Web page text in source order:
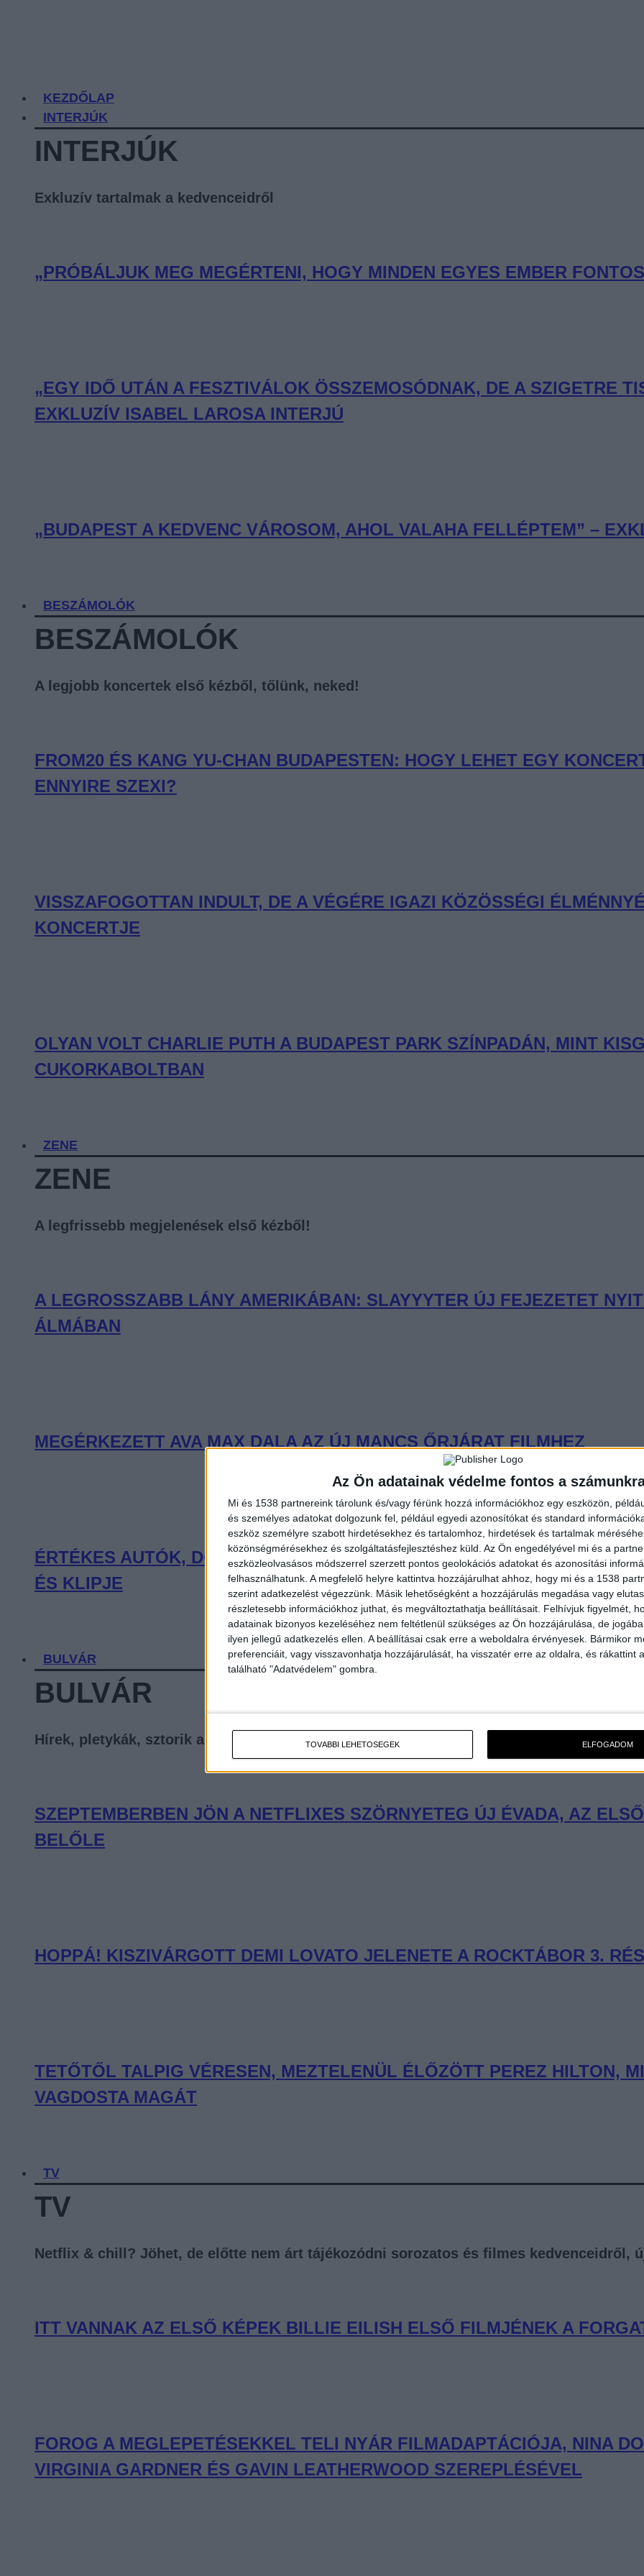
Az Ön adatainak védelme fontos a
Mi és 1538 partnereink tárolunk és/vagy férünk hozzá információkhoz egy eszközön,
és személyes adatokat dolgozunk fel, például egyedi azonosítókat és standard
eszköz személyre szabott hirdetésekhez és tartalomhoz, hirdetések és tartalmak
közönségmérésekhez és szolgáltatásfejlesztéshez küld. Az Ön engedélyével mi és a
eszközleolvasásos módszerrel szerzett pontos geolokációs adatokat és azonosítási
felhasználhatunk. A megfelelő helyre kattintva hozzájárulhat ahhoz, hogy mi és a 1538
szerint adatkezelést végezzünk. Másik lehetőségként a hozzájárulás megadása vagy
részletesebb információkhoz juthat, és megváltoztathatja beállításait. Felhívjuk figyelmét,
adatainak bizonyos kezeléséhez nem feltétlenül szükséges az Ön hozzájárulása, de
ilyen jellegű adatkezelés ellen. A beállításai csak erre a weboldalra érvényesek. Bármikor
preferenciáit, vagy visszavonhatja hozzájárulását, ha visszatér erre az oldalra, és rákattint
található "Adatvédelem" gombra.
TOVÁBBI LEHETŐSÉGEK ELFOGADOM
KEZDŐLAP
INTERJÚK
INTERJÚK
Exkluzív tartalmak a kedvenceidről
„PRÓBÁLJUK MEG MEGÉRTENI, HOGY MINDEN EGYES EMBER
„EGY IDŐ UTÁN A FESZTIVÁLOK ÖSSZEMOSÓDNAK, DE A SZIGETRE
EXKLUZÍV ISABEL LAROSA INTERJÚ
„BUDAPEST A KEDVENC VÁROSOM, AHOL VALAHA FELLÉPTEM” –
BESZÁMOLÓK
BESZÁMOLÓK
A legjobb koncertek első kézből, tőlünk, neked!
FROM20 ÉS KANG YU-CHAN BUDAPESTEN: HOGY LEHET EGY
ENNYIRE SZEXI?
VISSZAFOGOTTAN INDULT, DE A VÉGÉRE IGAZI KÖZÖSSÉGI
KONCERTJE
OLYAN VOLT CHARLIE PUTH A BUDAPEST PARK SZÍNPADÁN, MINT
CUKORKABOLTBAN
ZENE
ZENE
A legfrissebb megjelenések első kézből!
A LEGROSSZABB LÁNY AMERIKÁBAN: SLAYYYTER ÚJ FEJEZETET
ÁLMÁBAN
MEGÉRKEZETT AVA MAX DALA AZ ÚJ MANCS ŐRJÁRAT FILMHEZ
ÉRTÉKES AUTÓK, DÖGÖS MOZDULATOK ÉS FLUOR TOMI – DEBÜTÁL
ÉS KLIPJE
BULVÁR
BULVÁR
Hírek, pletykák, sztorik a celebvilágból
SZEPTEMBERBEN JÖN A NETFLIXES SZÖRNYETEG ÚJ ÉVADA, AZ
BELŐLE
HOPPÁ! KISZIVÁRGOTT DEMI LOVATO JELENETE A ROCKTÁBOR 3.
TETŐTŐL TALPIG VÉRESEN, MEZTELENÜL ÉLŐZÖTT PEREZ HILTON,
VAGDOSTA MAGÁT
TV
TV
Netflix & chill? Jöhet, de előtte nem árt tájékozódni sorozatos és filmes kedvenceidről,
ITT VANNAK AZ ELSŐ KÉPEK BILLIE EILISH ELSŐ FILMJÉNEK A
FOROG A MEGLEPETÉSEKKEL TELI NYÁR FILMADAPTÁCIÓJA, NINA
VIRGINIA GARDNER ÉS GAVIN LEATHERWOOD SZEREPLÉSÉVEL